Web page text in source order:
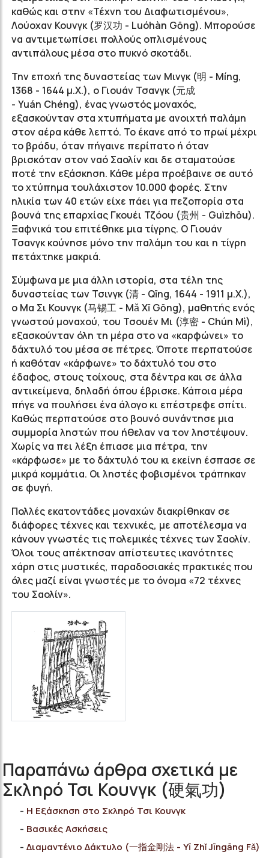
καθώς και στην «Τέχνη του Διαφωτισμένου»,
Λούοχαν Κουνγκ (罗汉功 - Luóhàn Gōng). Μπορούσε
να αντιμετωπίσει πολλούς οπλισμένους
αντιπάλους μέσα στο πυκνό σκοτάδι.
Την εποχή της δυναστείας των Μινγκ (明 - Míng,
1368 - 1644 μ.Χ.), o Γιουάν Τσανγκ (元成
- Yuán Chéng), ένας γνωστός μοναχός,
εξασκούνταν στα χτυπήματα με ανοιχτή παλάμη
στον αέρα κάθε λεπτό. Το έκανε από το πρωί μέχρι
το βράδυ, όταν πήγαινε περίπατο ή όταν
βρισκόταν στον ναό Σαολίν και δε σταματούσε
ποτέ την εξάσκηση. Κάθε μέρα προέβαινε σε αυτό
το χτύπημα τουλάχιστον 10.000 φορές. Στην
ηλικία των 40 ετών είχε πάει για πεζοπορία στα
βουνά της επαρχίας Γκουέι Τζόου (贵州 - Guìzhōu).
Ξαφνικά του επιτέθηκε μια τίγρης. Ο Γιουάν
Τσανγκ κούνησε μόνο την παλάμη του και η τίγρη
πετάχτηκε μακριά.
Σύμφωνα με μια άλλη ιστορία, στα τέλη της
δυναστείας των Τσινγκ (清 - Qīng, 1644 - 1911 μ.Χ.),
ο Μα Σι Κουνγκ (马锡工 - Mǎ Xī Gōng), μαθητής ενός
γνωστού μοναχού, του Τσουέν Μι (淳密 - Chún Mì),
εξασκούνταν όλη τη μέρα στο να «καρφώνει» το
δάχτυλό του μέσα σε πέτρες. Όποτε περπατούσε
ή καθόταν «κάρφωνε» το δάχτυλό του στο
έδαφος, στους τοίχους, στα δέντρα και σε άλλα
αντικείμενα, δηλαδή όπου έβρισκε. Κάποια μέρα
πήγε να πουλήσει ένα άλογο κι επέστρεφε σπίτι.
Καθώς περπατούσε στο βουνό συνάντησε μια
συμμορία ληστών που ήθελαν να τον ληστέψουν.
Χωρίς να πει λέξη έπιασε μια πέτρα, την
«κάρφωσε» με το δάχτυλό του κι εκείνη έσπασε σε
μικρά κομμάτια. Οι ληστές φοβισμένοι τράπηκαν
σε φυγή.
Πολλές εκατοντάδες μοναχών διακρίθηκαν σε
διάφορες τέχνες και τεχνικές, με αποτέλεσμα να
κάνουν γνωστές τις πολεμικές τέχνες των Σαολίν.
Όλοι τους απέκτησαν απίστευτες ικανότητες
χάρη στις μυστικές, παραδοσιακές πρακτικές που
όλες μαζί είναι γνωστές με το όνομα «72 τέχνες
του Σαολίν».
Παραπάνω άρθρα σχετικά με
Σκληρό Τσι Κουνγκ (硬氣功)
Η Εξάσκηση στο Σκληρό Τσι Κουνγκ
Bασικές Ασκήσεις
Διαμαντένιο Δάκτυλο (一指金剛法 - Yī Zhǐ Jīngāng Fǎ)